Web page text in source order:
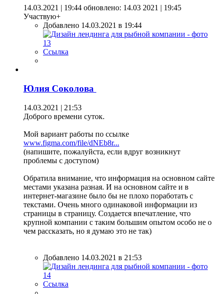
14.03.2021 | 19:44 обновлено: 14.03 2021 | 19:45
Участвую+
Добавлено 14.03.2021 в 19:44
Ссылка
Юлия Соколова
14.03.2021 | 21:53
Доброго времени суток.
Мой вариант работы по ссылке
www.figma.com/file/dNEb8r...
(напишите, пожалуйста, если вдруг возникнут
проблемы с доступом)
Обратила внимание, что информация на основном сайте
местами указана разная. И на основном сайте и в
интернет-магазине было бы не плохо поработать с
текстами. Очень много одинаковой информации из
страницы в страницу. Создается впечатление, что
крупной компании с таким большим опытом особо не о
чем рассказать, но я думаю это не так)
Добавлено 14.03.2021 в 21:53
Ссылка